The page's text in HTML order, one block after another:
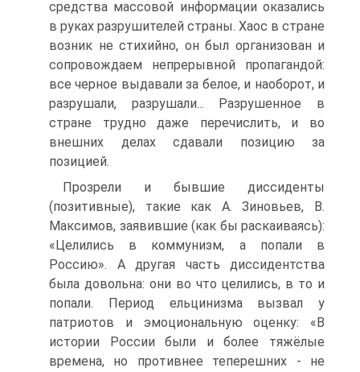
средства массовой информации оказались
в руках разрушителей страны. Хаос в стране
возник не стихийно, он был организован и
сопровождаем непрерывной пропагандой:
все черное выдавали за белое, и наоборот, и
разрушали, разрушали... Разрушенное в
стране трудно даже перечислить, и во
внешних делах сдавали позицию за
позицией.
Прозрели и бывшие диссиденты
(позитивные), такие как А. Зиновьев, В.
Максимов, заявившие (как бы раскаиваясь):
«Целились в коммунизм, а попали в
Россию». А другая часть диссидентства
была довольна: они во что целились, в то и
попали. Период ельцинизма вызвал у
патриотов и эмоциональную оценку: «В
истории России были и более тяжёлые
времена, но противнее теперешних - не